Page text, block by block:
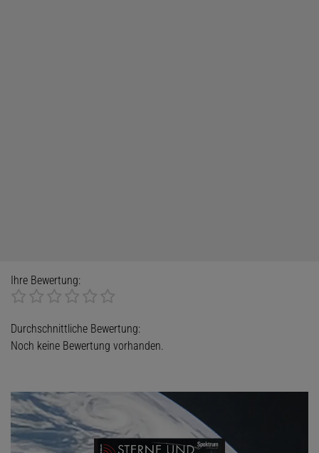
Ihre Bewertung:
Durchschnittliche Bewertung:
Noch keine Bewertung vorhanden.